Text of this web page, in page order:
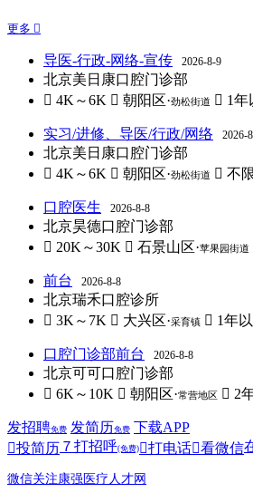
更多 
导医-行政-网络-宣传 2026-8-9
北京美日康口腔门诊部
 4K～6K  朝阳区·劲松街道  1年
实习/进修、导医/行政/网络 2026-
北京美日康口腔门诊部
 4K～6K  朝阳区·劲松街道  不
口腔医生 2026-8-8
北京昊德口腔门诊部
 20K～30K  石景山区·苹果园街道
前台 2026-8-8
北京瑞禾口腔诊所
 3K～7K  大兴区·采育镇  1年
口腔门诊部前台 2026-8-8
北京可可口腔门诊部
 6K～10K  朝阳区·常营地区  2
发招聘免费 发简历免费 下载APP
投简历 ７ 打招呼(免费) 打电话看微信
微信关注康强医疗人才网